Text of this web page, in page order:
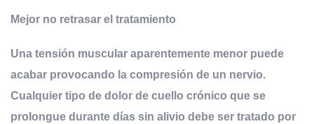
Mejor no retrasar el tratamiento
Una tensión muscular aparentemente menor puede
acabar provocando la compresión de un nervio.
Cualquier tipo de dolor de cuello crónico que se
prolongue durante días sin alivio debe ser tratado por